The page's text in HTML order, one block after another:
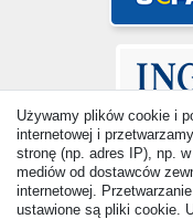
© Copyright 2026 |
Używamy plików cookie i
internetowej i
stronę (np. adres IP), np.
mediów od dostawców
internetowej.
ustawione są pliki cookie.